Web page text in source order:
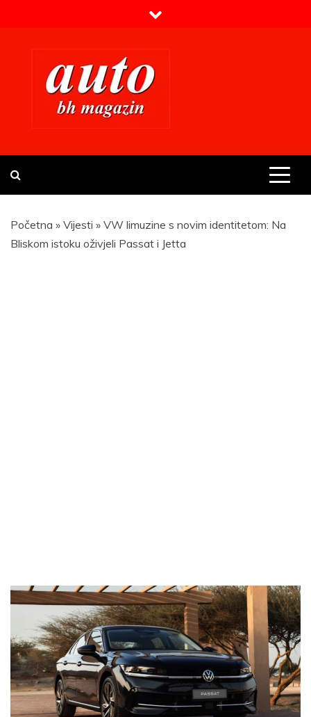
Prvi BH auto magazin
Početna » Vijesti » VW limuzine s novim identitetom: Na
Bliskom istoku oživjeli Passat i Jetta